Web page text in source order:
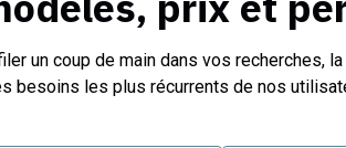
un coup de main dans vos recherches,
besoins les plus récurrents de nos